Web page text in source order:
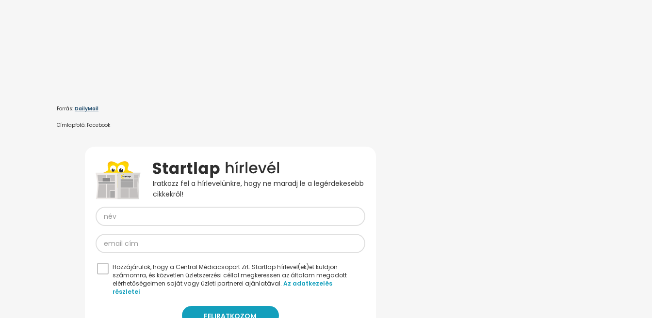
Forrás: DailyMail
Címlapfotó: Facebook
Iratkozz fel a hírlevelünkre, hogy ne maradj le a legérdekesebb
cikkekről!
Hozzájárulok, hogy a Central Médiacsoport Zrt. Startlap hírlevel(ek)et küldjön
számomra, és közvetlen üzletszerzési céllal megkeressen az általam megadott
elérhetőségeimen saját vagy üzleti partnerei ajánlatával. Az adatkezelés
részletei